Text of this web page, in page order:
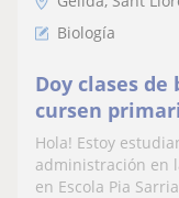
Biología
Doy clases
cursen
Hola! Estoy
administración en
en Escola Pia